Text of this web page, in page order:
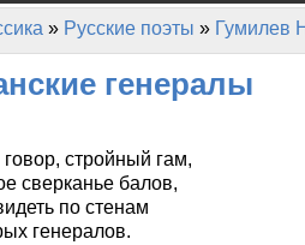
» Русские поэты » Гумилев
генералы
стройный гам,
сверканье балов,
по стенам
генералов.